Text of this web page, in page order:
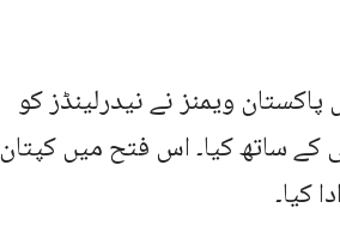
ویمنز نے نیدرلینڈز کو
ساتھ کیا۔ اس فتح میں کپتان
کیا۔